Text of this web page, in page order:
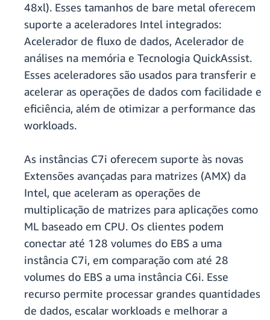
48xl). Esses tamanhos de bare metal oferecem
suporte a aceleradores Intel integrados:
Acelerador de fluxo de dados, Acelerador de
análises na memória e Tecnologia QuickAssist.
Esses aceleradores são usados para transferir e
acelerar as operações de dados com facilidade e
eficiência, além de otimizar a performance das
workloads.
As instâncias C7i oferecem suporte às novas
Extensões avançadas para matrizes (AMX) da
Intel, que aceleram as operações de
multiplicação de matrizes para aplicações como
ML baseado em CPU. Os clientes podem
conectar até 128 volumes do EBS a uma
instância C7i, em comparação com até 28
volumes do EBS a uma instância C6i. Esse
recurso permite processar grandes quantidades
de dados, escalar workloads e melhorar a